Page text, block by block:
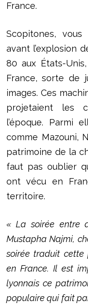
France.
Scopitones,
avant l’explosion
80 aux États-
France, sorte de
images. Ces
projetaient les
l’époque. Parmi
comme Mazouni,
patrimoine de la
faut pas oublier
ont vécu en
territoire.
« La soirée entre
Mustapha Najmi,
soirée traduit cette
en France. Il est
lyonnais ce
populaire qui fait